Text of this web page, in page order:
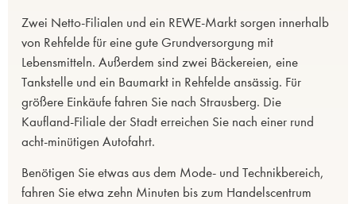
Zwei Netto-Filialen und ein REWE-Markt sorgen innerhalb
von Rehfelde für eine gute Grundversorgung mit
Lebensmitteln. Außerdem sind zwei Bäckereien, eine
Tankstelle und ein Baumarkt in Rehfelde ansässig. Für
größere Einkäufe fahren Sie nach Strausberg. Die
Kaufland-Filiale der Stadt erreichen Sie nach einer rund
acht-minütigen Autofahrt.
Benötigen Sie etwas aus dem Mode- und Technikbereich,
fahren Sie etwa zehn Minuten bis zum Handelscentrum